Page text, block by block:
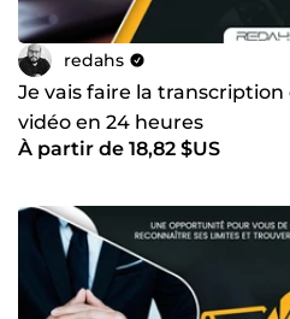
redahs
Je vais faire la
vidéo en 24 heures
À partir de 18,82 $US